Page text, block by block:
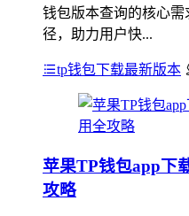
钱包版本查询的核心
径，助力用户快...
tp钱包下载最新版本
苹果TP钱包app下
攻略